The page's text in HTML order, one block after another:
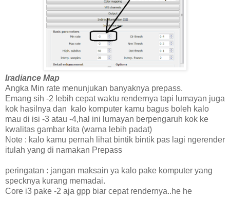
Iradiance Map
Angka Min rate menunjukan banyaknya prepass.
Emang sih -2 lebih cepat waktu rendernya tapi lumayan juga
kok hasilnya dan kalo komputer kamu bagus boleh kalo
mau di isi -3 atau -4,hal ini lumayan berpengaruh kok ke
kwalitas gambar kita (warna lebih padat)
Note : kalo kamu pernah lihat bintik bintik pas lagi ngerender
itulah yang di namakan Prepass
peringatan : jangan maksain ya kalo pake komputer yang
specknya kurang memadai.
Core i3 pake -2 aja gpp biar cepat rendernya..he he